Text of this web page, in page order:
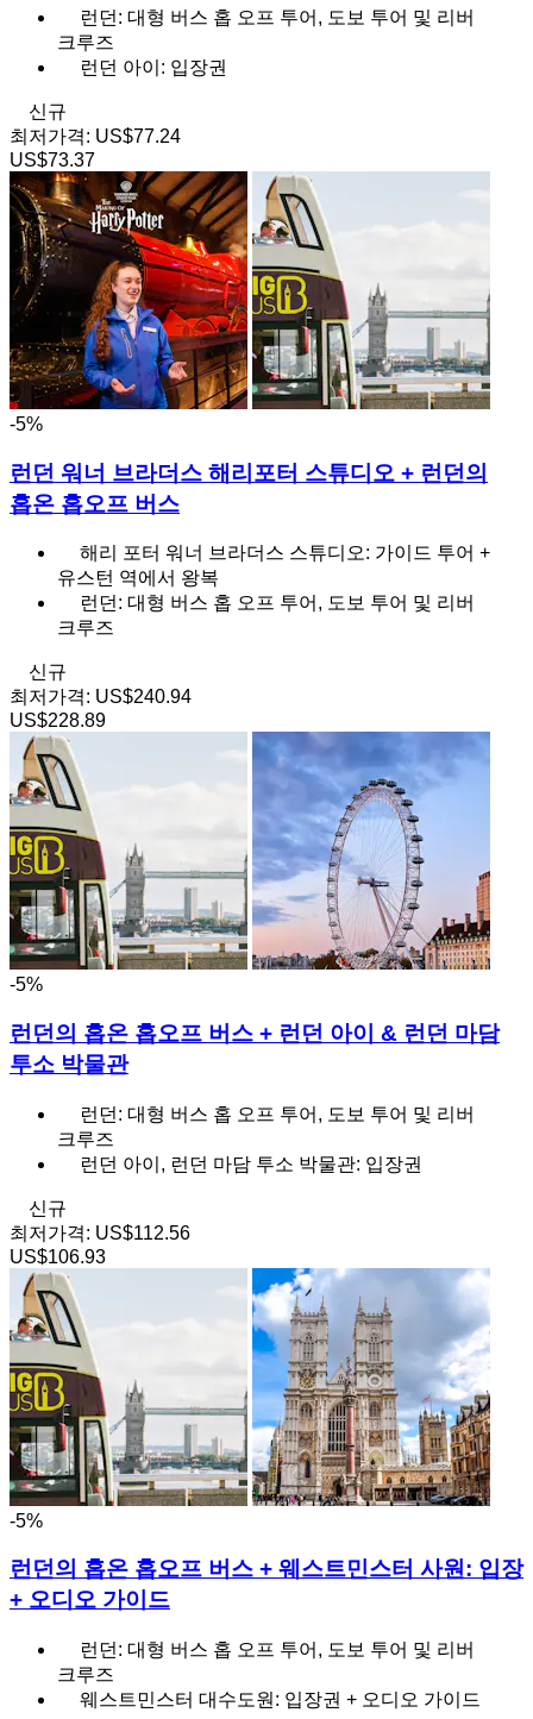
런던: 대형 버스 홉 오프 투어, 도보 투어 및 리버
크루즈
런던 아이: 입장권
신규
최저가격: US$77.24
US$73.37
-5%
런던 워너 브라더스 해리포터 스튜디오 + 런던의
홉온 홉오프 버스
해리 포터 워너 브라더스 스튜디오: 가이드 투어 +
유스턴 역에서 왕복
런던: 대형 버스 홉 오프 투어, 도보 투어 및 리버
크루즈
신규
최저가격: US$240.94
US$228.89
-5%
런던의 홉온 홉오프 버스 + 런던 아이 & 런던 마담
투소 박물관
런던: 대형 버스 홉 오프 투어, 도보 투어 및 리버
크루즈
런던 아이, 런던 마담 투소 박물관: 입장권
신규
최저가격: US$112.56
US$106.93
-5%
런던의 홉온 홉오프 버스 + 웨스트민스터 사원: 입장
+ 오디오 가이드
런던: 대형 버스 홉 오프 투어, 도보 투어 및 리버
크루즈
웨스트민스터 대수도원: 입장권 + 오디오 가이드